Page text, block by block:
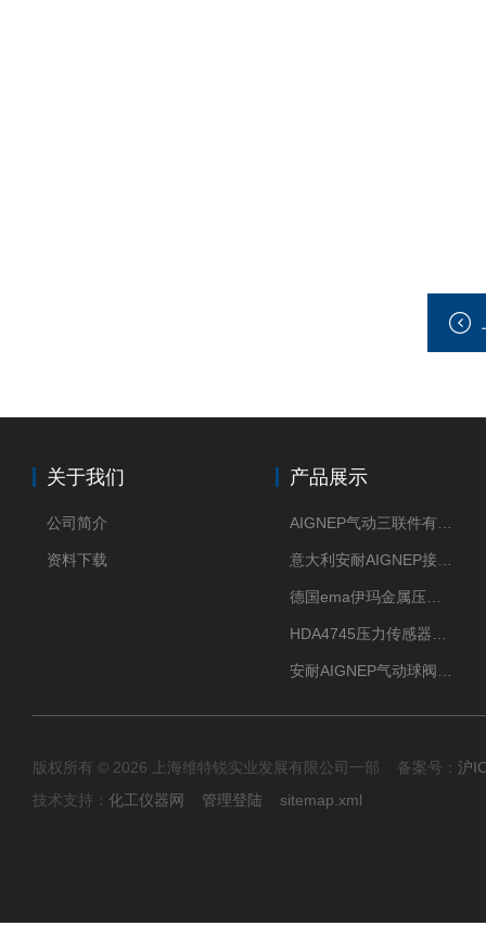
关于我们
公司简介
资料下载
产品展示
版权所有 © 2026 上海维特锐实业发展有限公司一部 备案号： 沪
技术支持： 化工仪器网 管理登陆 sitemap.xml